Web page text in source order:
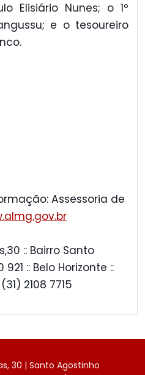
Elisiário Nunes; o 1º
e o tesoureiro
Assessoria de
:: Bairro Santo
:: Belo Horizonte ::
2108 7715
30 | Santo Agostinho